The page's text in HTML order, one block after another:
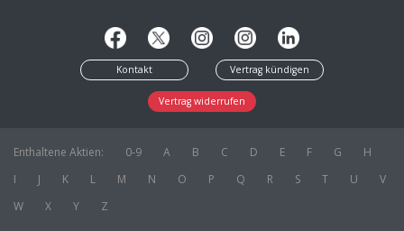
Kontakt Vertrag kündigen
Vertrag widerrufen
Enthaltene Aktien: 0-9 A B C D E F G
H
I
J K L M N O P Q R S T U
V
W
X Y Z